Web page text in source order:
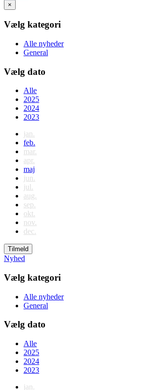
×
Vælg kategori
Alle nyheder
General
Vælg dato
Alle
2025
2024
2023
jan.
feb.
mar.
apr.
maj
jun.
jul.
aug.
sep.
okt.
nov.
dec.
Tilmeld
Nyhed
Vælg kategori
Alle nyheder
General
Vælg dato
Alle
2025
2024
2023
jan.